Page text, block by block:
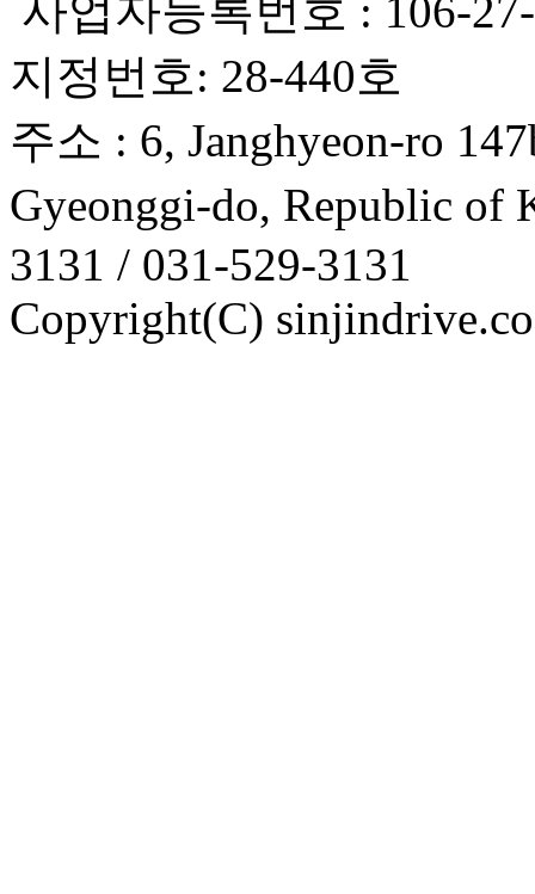
사업자등록번호 : 106-
지정번호: 28-440호
주소 : 6, Janghyeon-ro
Gyeonggi-do, Republic
3131 / 031-529-3131
Copyright(C)